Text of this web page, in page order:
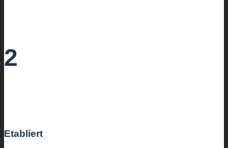
2
Etabliert